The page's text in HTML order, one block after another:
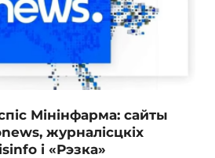
Мінінфарма: сайты
журналісцкіх
і «Рэзка»